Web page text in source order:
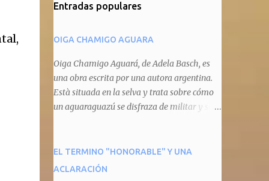
Entradas populares
OIGA CHAMIGO AGUARA
Oiga Chamigo Aguará, de Adela Basch, es
una obra escrita por una autora argentina.
Està situada en la selva y trata sobre cómo
un aguaraguazú se disfraza de militar y se
animal que pretenda circular por ahí. En
primera instancia aparece Teteu, el tero,
EL TERMINO "HONORABLE" Y UNA
ACLARACIÓN